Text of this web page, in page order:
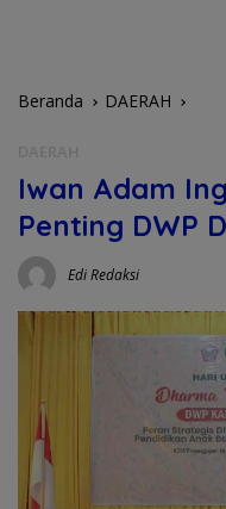
Beranda DAERAH
Iwan Adam
Penting DWP
Edi Redaksi